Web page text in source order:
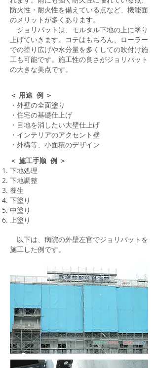
防火性・耐火性を備えている点など、機能面
のメリットが多くあります。
ジョリパットは、モルタル下地の上に塗り
上げていきます。コテはもちろん、ローラー
での塗り広げや水分量を多くしての吹付け施
工も可能です。施工性の良さがジョリパット
の大きな美点です。
＜ 用途 例 ＞
・外壁の全面塗り
・住宅の基礎仕上げ
・目地を消したい大壁仕上げ
・インテリアのアクセント壁
・外構等、小面積のデザイン
＜ 施工手順 例 ＞
下地処理
下地調整
養生
下塗り
中塗り
上塗り
以下は、病院の外壁左官でジョリパットを
施工した例です。